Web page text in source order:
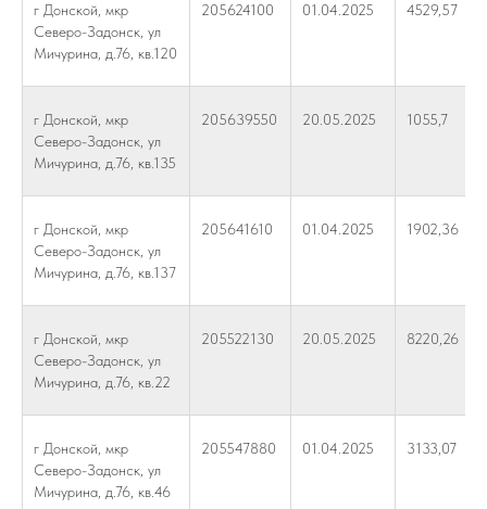
г Донской, мкр
Северо-Задонск, ул
Мичурина, д.76, кв.120
205624100 01.04.2025 4529,57
г Донской, мкр
Северо-Задонск, ул
Мичурина, д.76, кв.135
205639550 20.05.2025 1055,7
г Донской, мкр
Северо-Задонск, ул
Мичурина, д.76, кв.137
205641610 01.04.2025 1902,36
г Донской, мкр
Северо-Задонск, ул
Мичурина, д.76, кв.22
205522130 20.05.2025 8220,26
г Донской, мкр
Северо-Задонск, ул
Мичурина, д.76, кв.46
205547880 01.04.2025 3133,07